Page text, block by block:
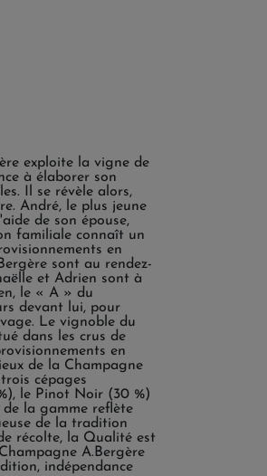
exploite la vigne de
à élaborer son
Il se révèle alors,
André, le plus jeune
de son épouse,
familiale connaît un
en
sont au rendez-
et Adrien sont à
le « A » du
devant lui, pour
Le vignoble du
dans les crus de
en
de la Champagne
cépages
le Pinot Noir (30 %)
la gamme reflète
de la tradition
récolte, la Qualité est
A.Bergère
indépendance